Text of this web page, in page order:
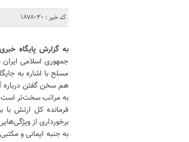
کد خبر : 1878030
به گزارش پایگاه
جمهوری اسلامی
مسلح با اشاره به
هم سخن گفتن درباره
به مراتب سخت‌تر است.
فرمانده کل ارتش
برخورداری از
به جنبه ایمانی و